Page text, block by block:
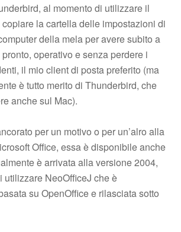
al momento di utilizzare il
la cartella delle impostazioni di
della mela per avere subito a
operativo e senza perdere i
il mio client di posta preferito (ma
è tutto merito di Thunderbird, che
anche sul Mac).
per un motivo o per un’alro alla
Office, essa è disponibile anche
è arrivata alla versione 2004,
utilizzare NeoOfficeJ che è
su OpenOffice e rilasciata sotto